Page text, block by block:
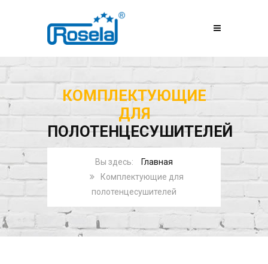
КОМПЛЕКТУЮЩИЕ
ДЛЯ
ПОЛОТЕНЦЕСУШИТЕЛЕЙ
Главная
Комплектующие для
полотенцесушителей